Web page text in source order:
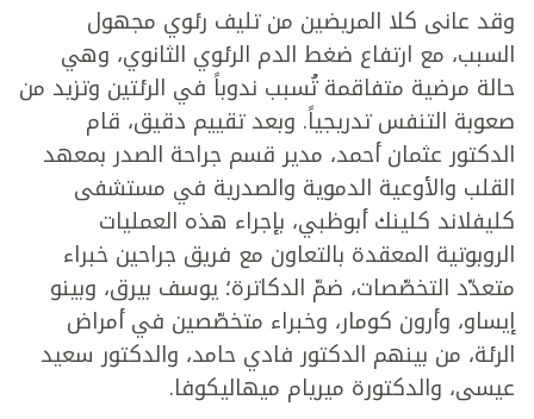
وقد عانى كلا المريضين من تليف رئوي مجهول
السبب، مع ارتفاع ضغط الدم الرئوي الثانوي، وهي
حالة مرضية متفاقمة تُسبب ندوباً في الرئتين وتزيد من
صعوبة التنفس تدريجياً. وبعد تقييم دقيق، قام
الدكتور عثمان أحمد، مدير قسم جراحة الصدر بمعهد
القلب والأوعية الدموية والصدرية في مستشفى
كليفلاند كلينك أبوظبي، بإجراء هذه العمليات
الروبوتية المعقدة بالتعاون مع فريق جراحين خبراء
متعدّد التخصّصات، ضمّ الدكاترة؛ يوسف بيرق، وبينو
إيساو، وأرون كومار، وخبراء متخصّصين في أمراض
الرئة، من بينهم الدكتور فادي حامد، والدكتور سعيد
عيسى، والدكتورة ميريام ميهاليكوفا.